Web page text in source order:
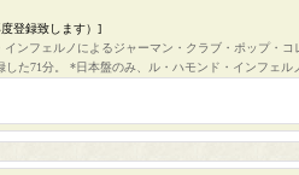
登録致します）]
インフェルノによるジャーマン・クラブ・ポップ・コ
した71分。 *日本盤のみ、ル・ハモンド・インフェル